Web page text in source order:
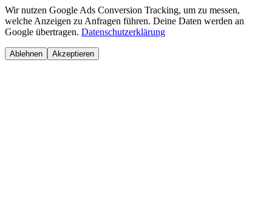
Wir nutzen Google Ads Conversion Tracking, um zu messen,
welche Anzeigen zu Anfragen führen. Deine Daten werden an
Google übertragen. Datenschutzerklärung
Ablehnen Akzeptieren